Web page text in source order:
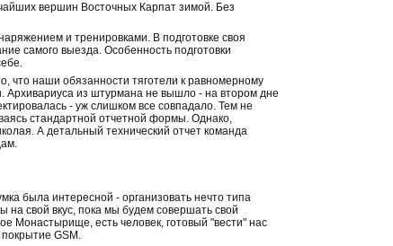
вершин Восточных Карпат зимой. Без
и тренировками. В подготовке своя
самого выезда. Особенность подготовки
что наши обязанности тяготели к равномерному
Архивариуса из штурмана не вышло - на втором дне
- уж слишком все совпадало. Тем не
стандартной отчетной формы. Однако,
А детальный технический отчет команда
была интересной - организовать нечто типа
на свой вкус, пока мы будем совершать свой
Монастырище, есть человек, готовый "вести" нас
GSM.